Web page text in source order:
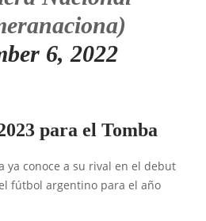
6, 2022
para el Tomba
ya conoce a su rival en el debut
fútbol argentino para el año